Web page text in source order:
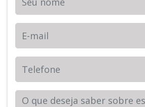
Telefone
Sua Mensagem